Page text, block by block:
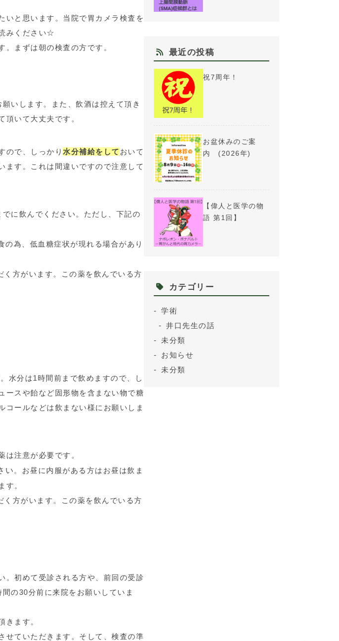
いと思います。当院で胃カメラ検査を
みください☆
まずは朝の検査の方です。
いします。また、飲酒は控えて頂き
頂いて大丈夫です。
ので、しっかり 水分補給をして おいて
ます。これは間違いですので注意して
に飲んでください。ただし、下記の
為、低血糖症状が現れる場合があり
く方がいます。この薬を飲んでいる方
水分は1時間前まで飲めますので、し
ースや飴など固形物を含まない物で糖
コールなどは飲まない様にお願いしま
注意が必要です。
い 。お昼に内服がある方はお昼は飲ま
す。
く方がいます。この薬を飲んでいる方
。初めて受診される方や、前回の受診
の30分前に来院をお願いしていま
きます。
せていただきます。そして、検査の準
最近の投稿
祝7周年！
お盆休みのご案
内 (2026年)
【偉人と医学の物
語 第1回】
カテゴリー
学術
井口先生の話
未分類
お知らせ
未分類